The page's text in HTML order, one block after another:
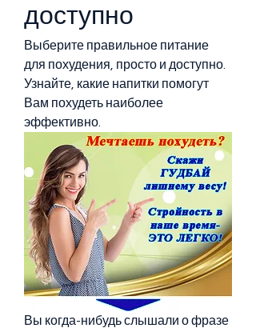
доступно
Выберите правильное питание
для похудения, просто и доступно.
Узнайте, какие напитки помогут
Вам похудеть наиболее
эффективно.
Вы когда-нибудь слышали о фразе